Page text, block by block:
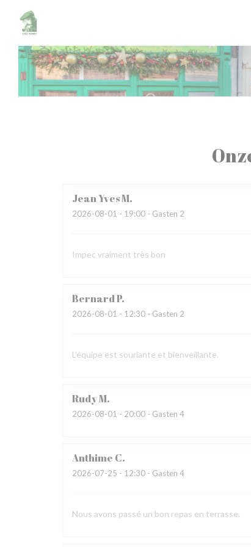
Cookies beheer paneel
Jean YvesM
2026-08-01 - 19:00 - Gasten 2
Impec vraiment très bon
BernardP
2026-08-01 - 12:30 - Gasten 2
L'équipe est souriante et bienveillante.
RudyM
2026-08-01 - 20:00 - Gasten 4
Anthime C
2026-07-25 - 12:30 - Gasten 4
Nous avons passé un bon repas en terrasse.